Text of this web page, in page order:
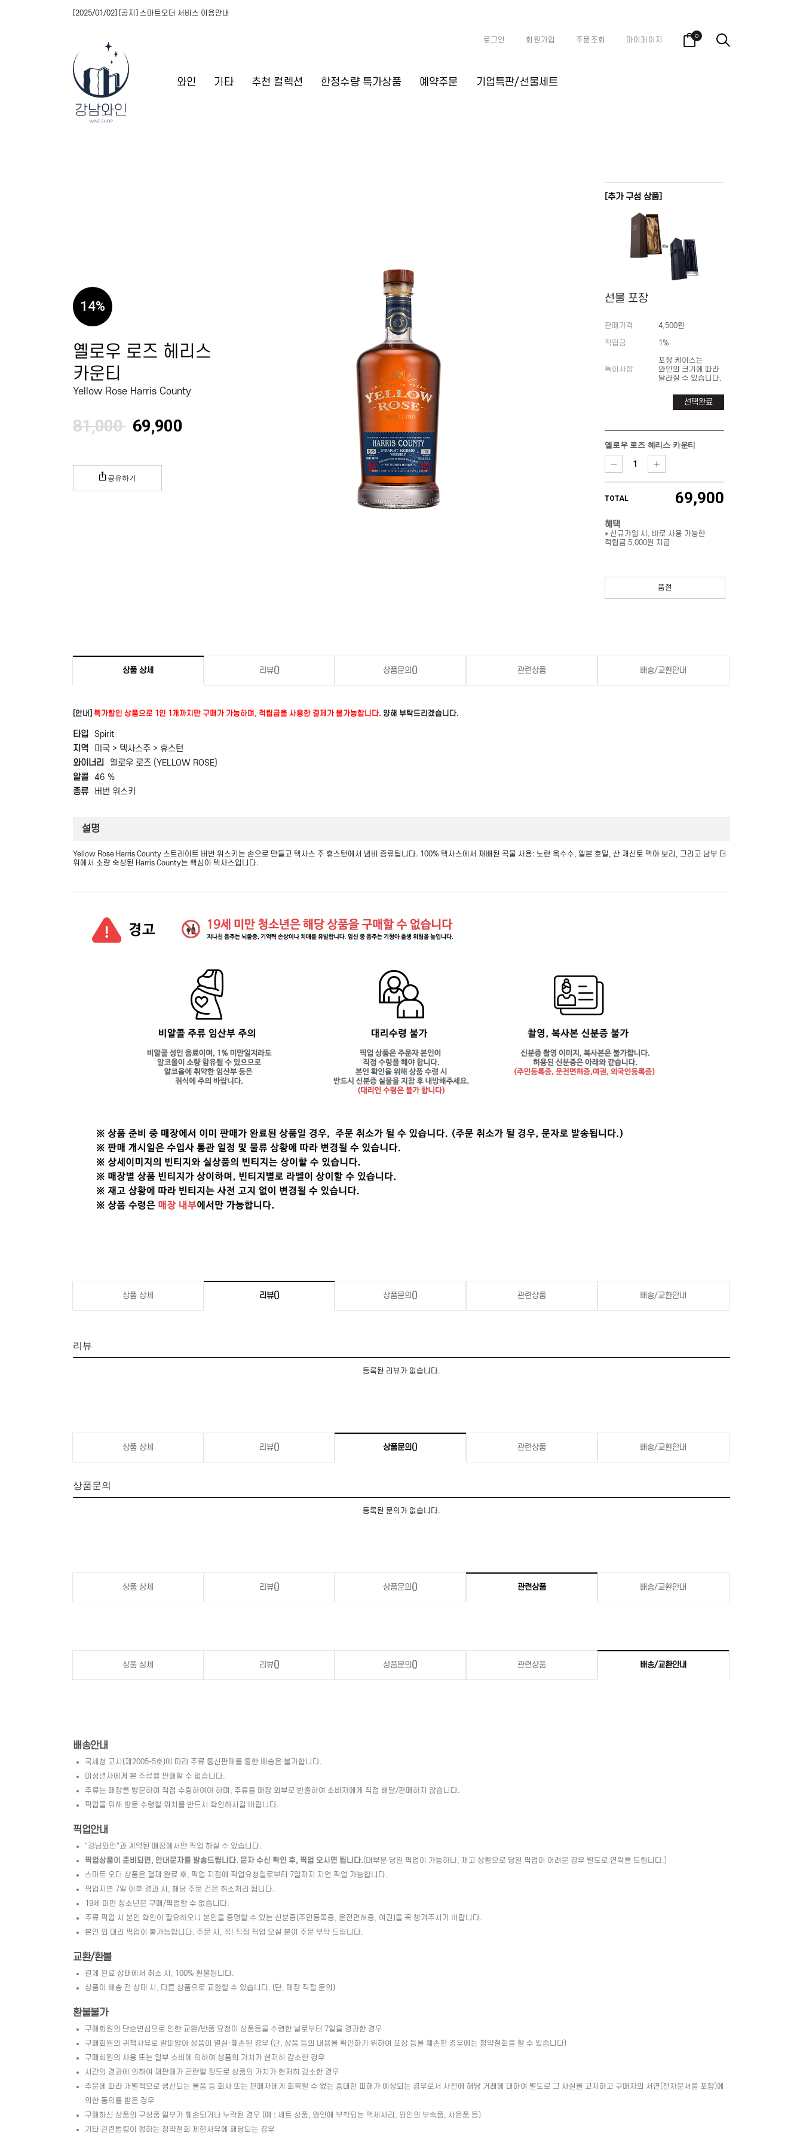
와인 기타 추천 컬렉션 한정수량 특가상품 예약주문 기업특판/선물세트
[2025/01/02] [공지] 스마트오더 서비스 이용안내
로그인 회원가입 주문조회 마이페이지 0
14%
옐로우 로즈 헤리스
카운티
Yellow Rose Harris County
81,000 69,900
공유하기
[추가 구성 상품]
선물 포장
판매가격 4,500원
적립금 1%
특이사항
포장 케이스는
와인의 크기에 따라
달라질 수 있습니다.
선택완료
옐로우 로즈 헤리스 카운티
TOTAL 69,900
혜택
* 신규가입 시, 바로 사용 가능한
적립금 5,000원 지급
품절
상품 상세 리뷰() 상품문의 () 관련상품 배송/교환안내
[안내] 특가할인 상품으로 1인 1개까지만 구매가 가능하며, 적립금을 사용한 결제가 불가능합니다. 양해 부탁드리겠습니다.
타입
Spirit
지역
미국 > 텍사스주 > 휴스턴
와이너리
옐로우 로즈 (YELLOW ROSE)
알콜 46 %
종류
버번 위스키
설명
Yellow Rose Harris County 스트레이트 버번 위스키는 손으로 만들고 텍사스 주 휴스턴에서 냄비 증류됩니다. 100% 텍사스에서 재배된 곡물 사용: 노란 옥수수, 엘본 호밀, 산 재신토 맥아 보리, 그리고 남부 더
위에서 소량 숙성된 Harris County는 핵심이 텍사스입니다.
상품 상세 리뷰() 상품문의 () 관련상품 배송/교환안내
리뷰
등록된 리뷰가 없습니다.
상품 상세 리뷰() 상품문의 () 관련상품 배송/교환안내
상품문의
등록된 문의가 없습니다.
상품 상세 리뷰() 상품문의 () 관련상품 배송/교환안내
상품 상세 리뷰() 상품문의 () 관련상품 배송/교환안내
배송안내
국세청 고시(제2005-5호)에 따라 주류 통신판매를 통한 배송은 불가합니다.
미성년자에게 본 주류를 판매할 수 없습니다.
주류는 매장을 방문하여 직접 수령하여야 하며, 주류를 매장 외부로 반출하여 소비자에게 직접 배달/판매하지 않습니다.
픽업을 위해 방문 수령할 위치를 반드시 확인하시길 바랍니다.
픽업안내
"강남와인"과 계약된 매장에서만 픽업 하실 수 있습니다.
픽업상품이 준비되면, 안내문자를 발송드립니다. 문자 수신 확인 후, 픽업 오시면 됩니다.(대부분 당일 픽업이 가능하나, 재고 상황으로 당일 픽업이 어려운 경우 별도로 연락을 드립니다.)
스마트 오더 상품은 결제 완료 후, 픽업 지점에 픽업요청일로부터 7일까지 지연 픽업 가능합니다.
픽업지연 7일 이후 경과 시, 해당 주문 건은 취소처리 됩니다.
19세 미만 청소년은 구매/픽업할 수 없습니다.
주류 픽업 시 본인 확인이 필요하오니 본인을 증명할 수 있는 신분증(주민등록증, 운전면허증, 여권)을 꼭 챙겨주시기 바랍니다.
본인 외 대리 픽업이 불가능합니다. 주문 시, 꼭! 직접 픽업 오실 분이 주문 부탁 드립니다.
교환/환불
결제 완료 상태에서 취소 시, 100% 환불됩니다.
상품이 배송 전 상태 시, 다른 상품으로 교환할 수 있습니다. (단, 매장 직접 문의)
환불불가
구매회원의 단순변심으로 인한 교환/반품 요청이 상품등을 수령한 날로부터 7일을 경과한 경우
구매회원의 귀책사유로 말미암아 상품이 멸실·훼손된 경우 (단, 상품 등의 내용을 확인하기 위하여 포장 등을 훼손한 경우에는 청약철회를 할 수 있습니다)
구매회원의 사용 또는 일부 소비에 의하여 상품의 가치가 현저히 감소한 경우
시간의 경과에 의하여 재판매가 곤란할 정도로 상품의 가치가 현저히 감소한 경우
주문에 따라 개별적으로 생산되는 물품 등 회사 또는 판매자에게 회복할 수 없는 중대한 피해가 예상되는 경우로서 사전에 해당 거래에 대하여 별도로 그 사실을 고지하고 구매자의 서면(전자문서를 포함)에
의한 동의를 받은 경우
구매하신 상품의 구성품 일부가 훼손되거나 누락된 경우 (예 : 세트 상품, 와인에 부착되는 액세사리, 와인의 부속품, 사은품 등)
기타 관련법령이 정하는 청약철회 제한사유에 해당되는 경우